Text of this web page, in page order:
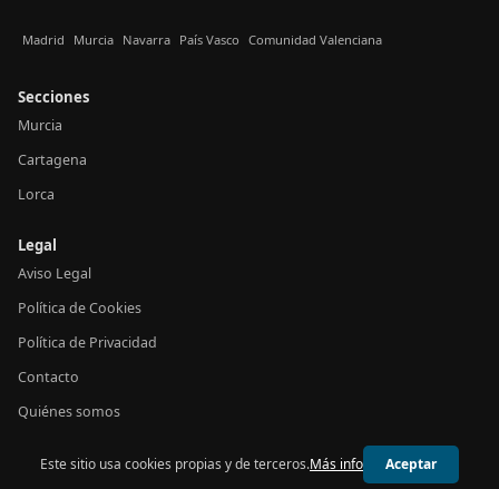
Madrid Murcia Navarra País Vasco Comunidad Valenciana
Secciones
Murcia
Cartagena
Lorca
Legal
Aviso Legal
Política de Cookies
Política de Privacidad
Contacto
Quiénes somos
© 2026 24h Murcia
Este sitio usa cookies propias y de terceros.Más info Aceptar